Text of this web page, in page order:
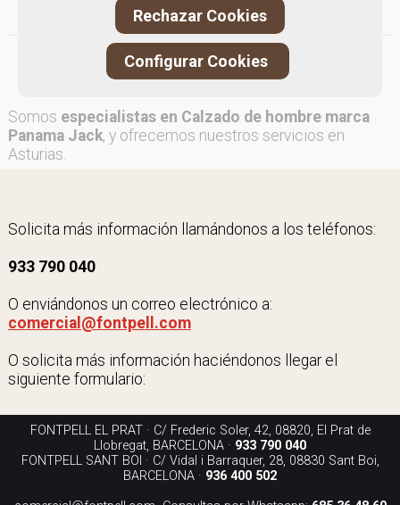
Somos especialistas en Calzado de hombre marca
Panama Jack, y ofrecemos nuestros servicios en
Asturias.
Solicita más información llamándonos a los teléfonos:
933 790 040
O enviándonos un correo electrónico a:
comercial@fontpell.com
O solicita más información haciéndonos llegar el
siguiente formulario:
FONTPELL EL PRAT · C/ Frederic Soler, 42, 08820, El Prat de
Llobregat, BARCELONA · 933 790 040
FONTPELL SANT BOI · C/ Vidal i Barraquer, 28, 08830 Sant Boi,
BARCELONA · 936 400 502
Rechazar Cookies
Configurar Cookies